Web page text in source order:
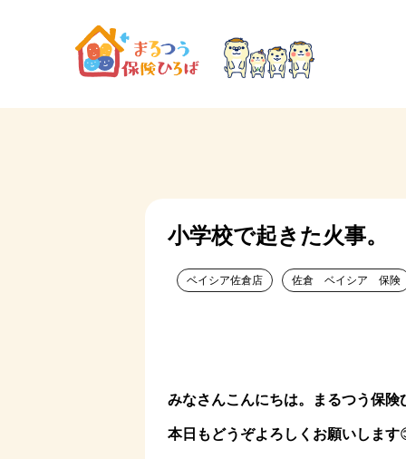
小学校で起きた火事。
ベイシア佐倉店 佐倉 ベイシア 保険
みなさんこんにちは。まるつう保
本日もどうぞよろしくお願いします